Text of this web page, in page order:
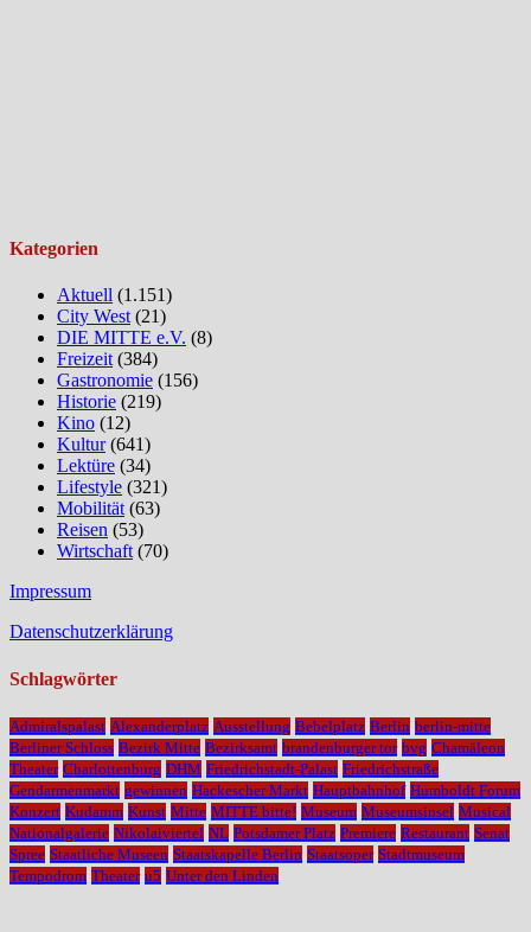
Kategorien
Aktuell (1.151)
City West (21)
DIE MITTE e.V. (8)
Freizeit (384)
Gastronomie (156)
Historie (219)
Kino (12)
Kultur(641)
Lektüre (34)
Lifestyle (321)
Mobilität (63)
Reisen (53)
Wirtschaft (70)
Impressum
Datenschutzerklärung
Schlagwörter
Admiralspalast Alexanderplatz Ausstellung Bebelplatz Berlin berlin-mitte
Berliner Schloss Bezirk Mitte Bezirksamt brandenburger tor bvg Chamäleon
Theater Charlottenburg DHM Friedrichstadt-Palast Friedrichstraße
Gendarmenmarkt gewinnen Hackescher Markt Hauptbahnhof Humboldt Forum
Konzert Kudamm Kunst Mitte MITTE bitte! Museum Museumsinsel Musical
Nationalgalerie Nikolaiviertel NL Potsdamer Platz Premiere Restaurant Senat
Spree Staatliche Museen Staatskapelle Berlin Staatsoper Stadtmuseum
Tempodrom Theater u5 Unter den Linden